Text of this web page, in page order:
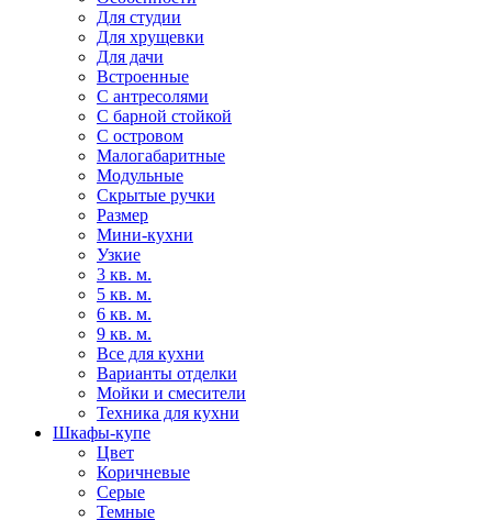
Для студии
Для хрущевки
Для дачи
Встроенные
С антресолями
С барной стойкой
С островом
Малогабаритные
Модульные
Скрытые ручки
Размер
Мини-кухни
Узкие
3 кв. м.
5 кв. м.
6 кв. м.
9 кв. м.
Все для кухни
Варианты отделки
Мойки и смесители
Техника для кухни
Шкафы-купе
Цвет
Коричневые
Серые
Темные